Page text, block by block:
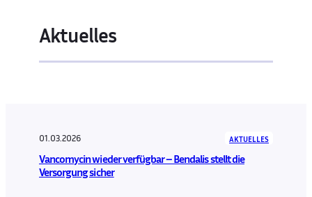
Aktuelles
01.03.2026 AKTUELLES
Vancomycin wieder verfügbar – Bendalis stellt die
Versorgung sicher